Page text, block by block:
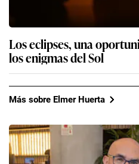
Los eclipses, una
los enigmas del Sol
Más sobre Elmer Huerta